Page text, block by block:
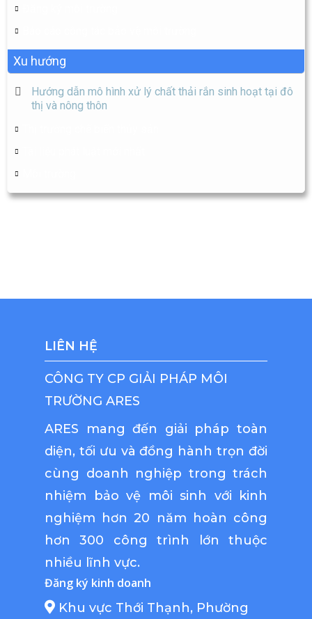
Xu hướng
Hướng dẫn mô hình xử lý chất thải rắn sinh hoạt tại đô
thị và nông thôn
LIÊN HỆ
CÔNG TY CP GIẢI PHÁP MÔI
TRƯỜNG ARES
ARES mang đến giải pháp toàn
diện, tối ưu và đồng hành trọn đời
cùng doanh nghiệp trong trách
nhiệm bảo vệ môi sinh với kinh
nghiệm hơn 20 năm hoàn công
hơn 300 công trình lớn thuộc
nhiều lĩnh vực.
Đăng ký kinh doanh
Khu vực Thới Thạnh, Phường